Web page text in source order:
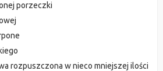
porzeczki
rozpuszczona w nieco mniejszej ilości